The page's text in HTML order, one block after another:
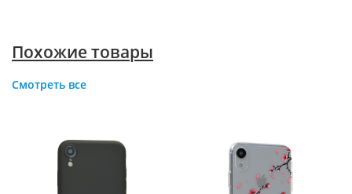
Похожие товары
Смотреть все